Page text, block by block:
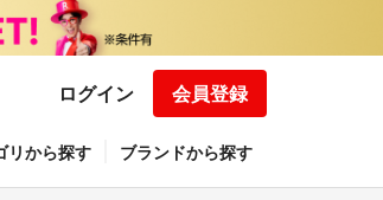
ログイン 会員登録
リから探す ブランドから探す